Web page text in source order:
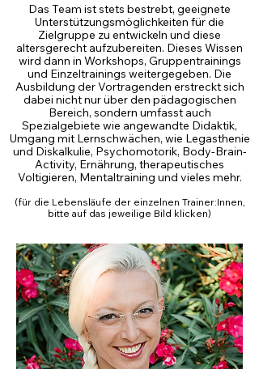
Das Team ist stets bestrebt, geeignete
Unterstützungsmöglichkeiten für die
Zielgruppe zu entwickeln und diese
altersgerecht aufzubereiten. Dieses Wissen
wird dann in Workshops, Gruppentrainings
und Einzeltrainings weitergegeben. Die
Ausbildung der Vortragenden erstreckt sich
dabei nicht nur über den pädagogischen
Bereich, sondern umfasst auch
Spezialgebiete wie angewandte Didaktik,
Umgang mit Lernschwächen, wie Legasthenie
und Diskalkulie, Psychomotorik, Body-Brain-
Activity, Ernährung, therapeutisches
Voltigieren, Mentaltraining und vieles mehr.
(für die Lebensläufe der einzelnen Trainer:Innen,
bitte auf das jeweilige Bild klicken)